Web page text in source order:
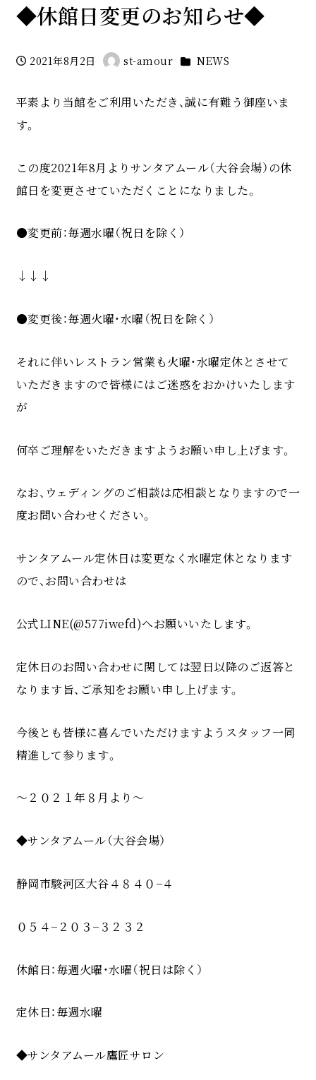
◆休館日変更のお知らせ◆
投稿日
2021年8月2日
著
st-amour カテゴリー
NEWS
平素より当館をご利用いただき、誠に有難う御座いま
す。
この度2021年8月よりサンタアムール（大谷会場）の休
館日を変更させていただくことになりました。
●変更前：毎週水曜（祝日を除く）
↓↓↓
●変更後：毎週火曜・水曜（祝日を除く）
それに伴いレストラン営業も火曜・水曜定休とさせて
いただきますので皆様にはご迷惑をおかけいたします
が
何卒ご理解をいただきますようお願い申し上げます。
なお、ウェディングのご相談は応相談となりますので一
度お問い合わせください。
サンタアムール定休日は変更なく水曜定休となります
ので、お問い合わせは
公式LINE(@577iwefd)へお願いいたします。
定休日のお問い合わせに関しては翌日以降のご返答と
なります旨、ご承知をお願い申し上げます。
今後とも皆様に喜んでいただけますようスタッフ一同
精進して参ります。
〜２０２１年８月より〜
◆サンタアムール（大谷会場）
静岡市駿河区大谷４８４０−４
０５４−２０３−３２３２
休館日：毎週火曜・水曜（祝日は除く）
定休日：毎週水曜
◆サンタアムール鷹匠サロン